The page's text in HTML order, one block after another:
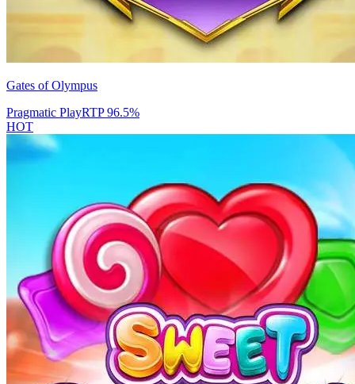
Gates of Olympus
Pragmatic PlayRTP96.5%
HOT